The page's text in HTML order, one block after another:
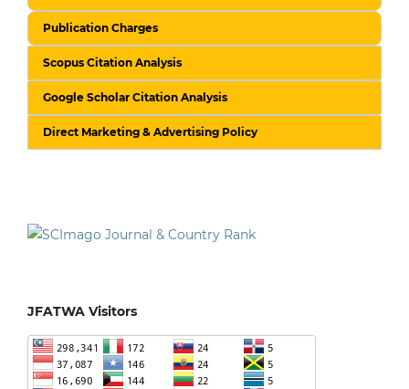
Publication Charges
Scopus Citation Analysis
Google Scholar Citation Analysis
Direct Marketing & Advertising Policy
JFATWA Visitors